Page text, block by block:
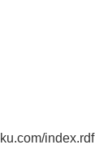
index.rdf